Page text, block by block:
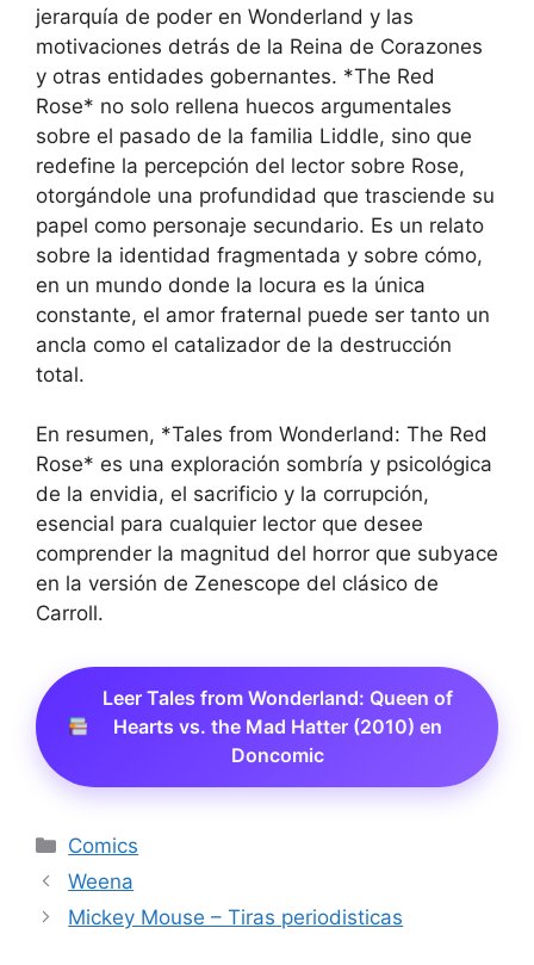
jerarquía de poder en Wonderland y las
motivaciones detrás de la Reina de Corazones
y otras entidades gobernantes. *The Red
Rose* no solo rellena huecos argumentales
sobre el pasado de la familia Liddle, sino que
redefine la percepción del lector sobre Rose,
otorgándole una profundidad que trasciende su
papel como personaje secundario. Es un relato
sobre la identidad fragmentada y sobre cómo,
en un mundo donde la locura es la única
constante, el amor fraternal puede ser tanto un
ancla como el catalizador de la destrucción
total.
En resumen, *Tales from Wonderland: The Red
Rose* es una exploración sombría y psicológica
de la envidia, el sacrificio y la corrupción,
esencial para cualquier lector que desee
comprender la magnitud del horror que subyace
en la versión de Zenescope del clásico de
Carroll.
Leer Tales from Wonderland: Queen of
Hearts vs. the Mad Hatter (2010) en
Doncomic
Categorías
Comics
Weena
Mickey Mouse – Tiras periodisticas